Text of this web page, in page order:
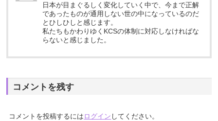
日本が目まぐるしく変化していく中で、今まで正解
であったものが通用しない世の中になっているのだ
とひしひしと感じます。
私たちもかわりゆくKCSの体制に対応しなければな
らないと感じました。
コメントを残す
コメントを投稿するにはログイン してください。